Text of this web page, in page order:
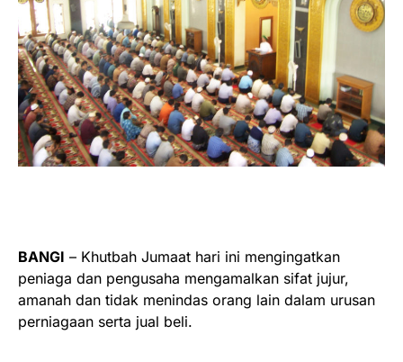
BANGI – Khutbah Jumaat hari ini mengingatkan
peniaga dan pengusaha mengamalkan sifat jujur,
amanah dan tidak menindas orang lain dalam urusan
perniagaan serta jual beli.